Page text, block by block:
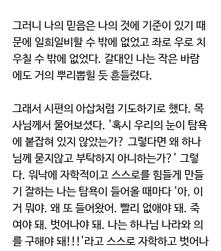
그러니 나의 믿음은 나의 것에 기준이 있기 때
문에 일희일비할 수 밖에 없었고 좌로 우로 치
우칠 수 밖에 없었다. 갈대인 나는 작은 바람
에도 거의 뿌리뽑힐 듯 흔들렸다.
그래서 시편의 아삽처럼 기도하기로 했다. 목
사님께서 물어보셨다. '혹시 우리의 눈이 탐욕
에 붙잡혀 있지 않았는가? 그렇다면 왜 하나
님께 묻지않고 부탁하지 아니하는가?' 그렇
다. 워낙에 자학적이고 스스로를 힘들게 만들
기 잘하는 나는 탐욕이 들어올 때마다 '아, 이
거 뭐야. 왜 또 들어왔어. 빨리 없애야 돼. 죽
여야 돼. 벗어나야 돼. 나는 하나님 나라와 의
를 구해야 돼!!!'라고 스스로 자학하고 벗어나